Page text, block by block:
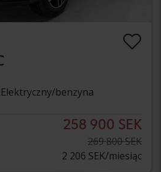
Elektryczny/benzyna
258 900 SEK
269 800 SEK
2 206 SEK/miesiąc